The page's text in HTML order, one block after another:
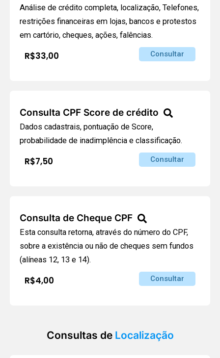
Análise de crédito completa, localização, Telefones,
restrições financeiras em lojas, bancos e protestos
em cartório, cheques, ações, falências.
R$33,00 Consultar
Consulta CPF Score de crédito
Dados cadastrais, pontuação de Score,
probabilidade de inadimplência e classificação.
R$7,50 Consultar
Consulta de Cheque CPF
Esta consulta retorna, através do número do CPF,
sobre a existência ou não de cheques sem fundos
(alíneas 12, 13 e 14).
R$4,00 Consultar
Consultas de Localização